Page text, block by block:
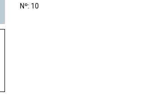
Nº: 10